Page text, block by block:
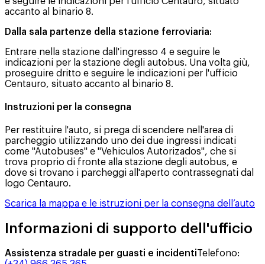
accanto al binario 8.
Dalla sala partenze della stazione ferroviaria:
Entrare nella stazione dall'ingresso 4 e seguire le
indicazioni per la stazione degli autobus. Una volta giù,
proseguire dritto e seguire le indicazioni per l'ufficio
Centauro, situato accanto al binario 8.
Instruzioni per la consegna
Per restituire l'auto, si prega di scendere nell'area di
parcheggio utilizzando uno dei due ingressi indicati
come "Autobuses" e "Vehiculos Autorizados", che si
trova proprio di fronte alla stazione degli autobus, e
dove si trovano i parcheggi all'aperto contrassegnati dal
logo Centauro.
Scarica la mappa e le istruzioni per la consegna dell’auto
Informazioni di supporto dell'ufficio
Assistenza stradale per guasti e incidentiTelefono: